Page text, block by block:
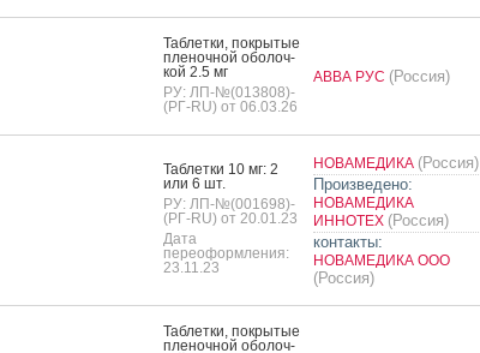
Таб­летки, пок­ры­тые
пле­ноч­ной обо­лоч­
кой 2.5 мг
РУ: ЛП-№(013808)-
(РГ-RU) от 06.03.26
АВВА РУС (Россия)
Таб­летки 10 мг: 2
или 6 шт.
РУ: ЛП-№(001698)-
(РГ-RU) от 20.01.23
Дата
переоформления:
23.11.23
НОВАМЕДИКА (Россия)
Произведено:
НОВАМЕДИКА
ИННОТЕХ (Россия)
контакты:
НОВАМЕДИКА ООО
(Россия)
Таб­летки, пок­ры­тые
пле­ноч­ной обо­лоч­